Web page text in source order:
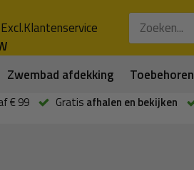
Excl.Klantenservice
Zwembad afdekking Toebehoren
€ 99 Gratis afhalen en bekijken